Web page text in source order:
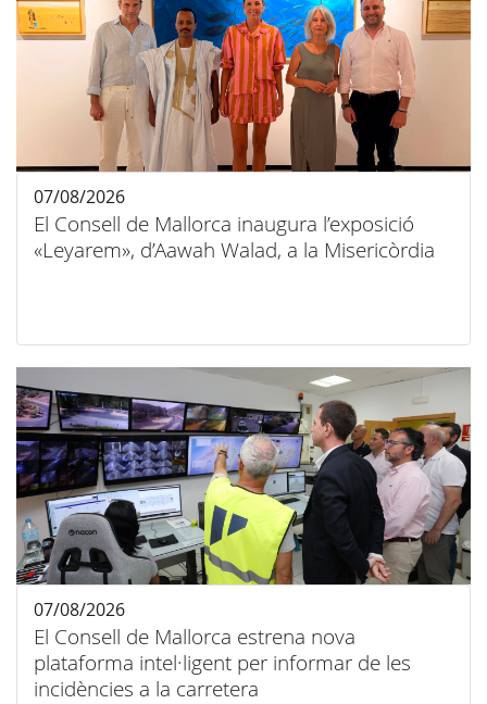
El Consell de Mallorca inaugura l’exposició
«Leyarem», d’Aawah Walad, a la Misericòrdia
07/08/2026
El Consell de Mallorca estrena nova
plataforma intel·ligent per informar de les
incidències a la carretera
07/08/2026